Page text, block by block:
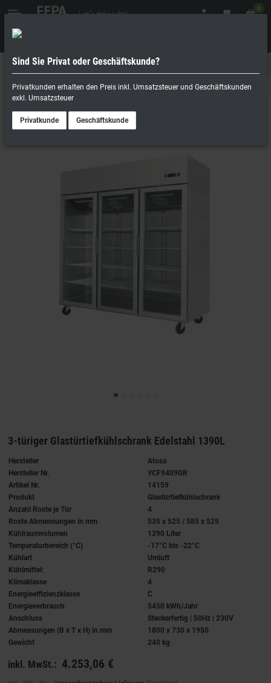
0
Geschäftskunde
Tiefkühlschrank
3-türiger Glastürtiefkühlschrank Edelstahl 1390L
Hersteller
Atosa
Hersteller Nr.
YCF9409GR
Artikel Nr.
14159
Produkt
Glastürtiefkühlschrank
Anzahl Roste je Tür
4
Roste Abmessungen in mm
535 x 525 / 585 x 525
Kühlraumvolumen
1390 Liter
Temperaturbereich (°C)
-17°C bis -22°C
Kühlart
Umluft
Kühlmittel:
R290
Klimaklasse
4
Energieeffizienzklasse
C
Energieverbrauch
5450 kWh/Jahr
Anschluss
Steckerfertig | 50Hz | 230V
Abmessungen (B x T x H) in mm
1800 x 730 x 1950
Gewicht
240 kg
inkl. MwSt.: 4.253,06 €
Sind Sie Privat oder Geschäftskunde?
Privatkunden erhalten den Preis inkl. Umsatzsteuer und Geschäftskunden
exkl. Umsatzsteuer
Privatkunde Geschäftskunde